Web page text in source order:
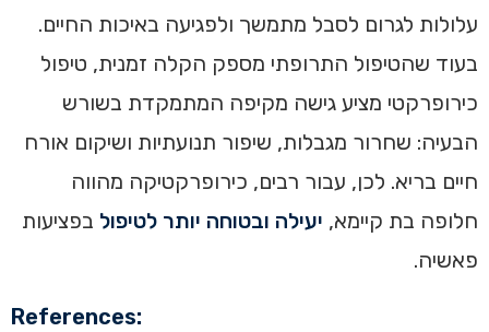
עלולות לגרום לסבל מתמשך ולפגיעה באיכות החיים.
בעוד שהטיפול התרופתי מספק הקלה זמנית, טיפול
כירופרקטי מציע גישה מקיפה המתמקדת בשורש
הבעיה: שחרור מגבלות, שיפור תנועתיות ושיקום אורח
חיים בריא. לכן, עבור רבים, כירופרקטיקה מהווה
חלופה בת קיימא, יעילה ובטוחה יותר לטיפול בפציעות
פאשיה.
References: